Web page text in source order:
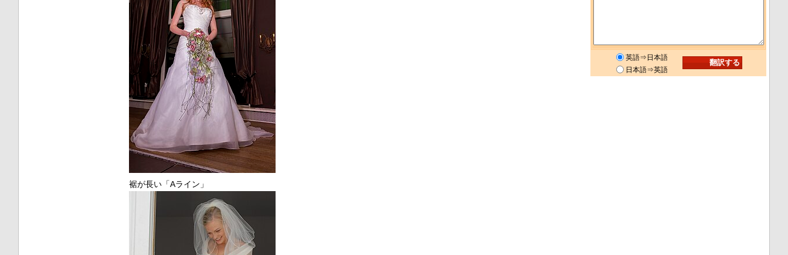
裾が長い「Aライン」
英語⇒日本語
日本語⇒英語